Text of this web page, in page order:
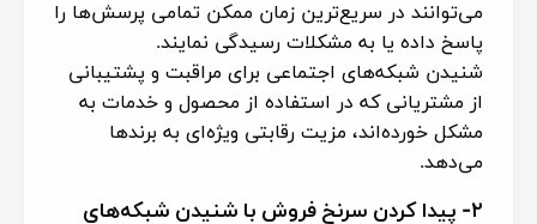
می‌توانند در سریع‌ترین زمان ممکن تمامی پرسش‌ها را
پاسخ داده یا به مشکلات رسیدگی نمایند.
شنیدن شبکه‌های اجتماعی برای مراقبت و پشتیبانی
از مشتریانی که در استفاده از محصول و خدمات به
مشکل خورده‌اند، مزیت رقابتی ویژه‌ای به برندها
می‌دهد.
۲- پیدا کردن سرنخ فروش با شنیدن شبکه‌های